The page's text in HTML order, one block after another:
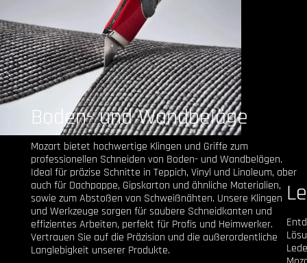
Boden- und Wandbeläge
Mozart bietet hochwertige Klingen und Griffe zum
professionellen Schneiden von Boden- und Wandbelägen.
Ideal für präzise Schnitte in Teppich, Vinyl und Linoleum, aber
auch für Dachpappe, Gipskarton und ähnliche Materialien,
sowie zum Abstoßen von Schweißnähten. Unsere Klingen
und Werkzeuge sorgen für saubere Schneidkanten und
effizientes Arbeiten, perfekt für Profis und Heimwerker.
Vertrauen Sie auf die Präzision und die außerordentliche
Langlebigkeit unserer Produkte.